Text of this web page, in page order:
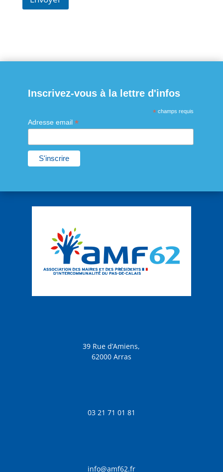
g
Inscrivez-vous à la lettre d'infos
* champs requis
Adresse email *
39 Rue d’Amiens,
62000 Arras
03 21 71 01 81
info@amf62.fr